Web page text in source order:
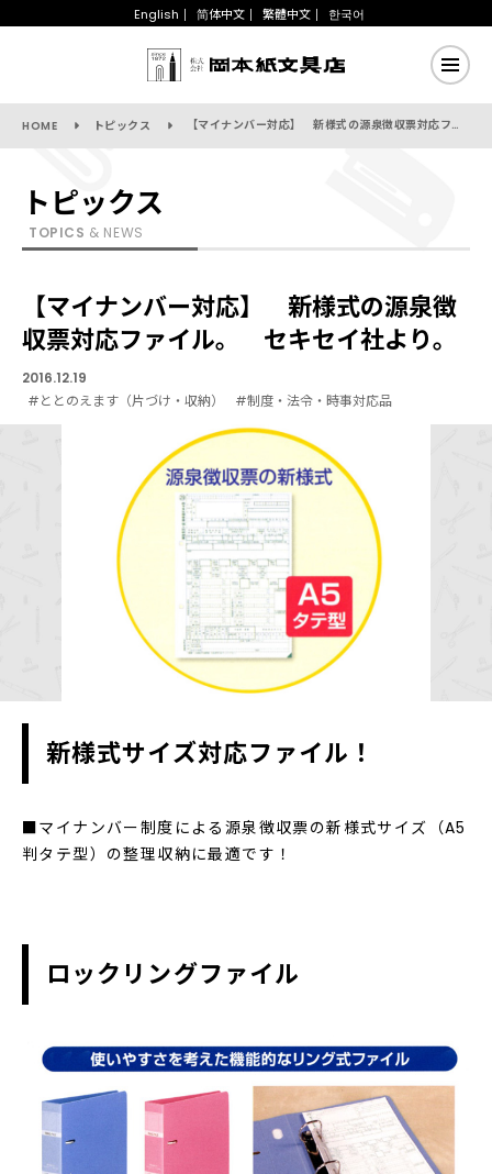
English 简体中文 繁體中文 한국어
HOME トピックス 【マイナンバー対応】 新様式の源泉徴収票対応ファイル。 セキセイ社より。
トピックス
TOPICS & NEWS
【マイナンバー対応】 新様式の源泉徴
収票対応ファイル。 セキセイ社より。
2016.12.19
#ととのえます（片づけ・収納）
#制度・法令・時事対応品
新様式サイズ対応ファイル！
■マイナンバー制度による源泉徴収票の新様式サイズ（A5
判タテ型）の整理収納に最適です！
ロックリングファイル